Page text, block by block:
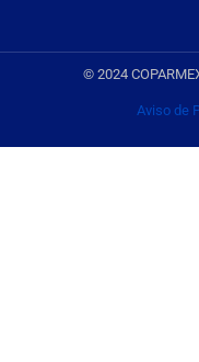
© 2024
Aviso de